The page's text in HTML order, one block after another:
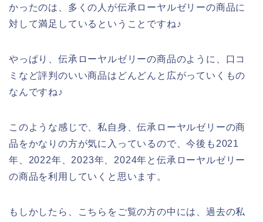
かったのは、多くの人が伝承ローヤルゼリーの商品に
対して満足しているということですね♪
やっぱり、伝承ローヤルゼリーの商品のように、口コ
ミなど評判のいい商品はどんどんと広がっていくもの
なんですね♪
このような感じで、私自身、伝承ローヤルゼリーの商
品をかなりの方が気に入っているので、今後も2021
年、2022年、2023年、2024年と伝承ローヤルゼリー
の商品を利用していくと思います。
もしかしたら、こちらをご覧の方の中には、過去の私